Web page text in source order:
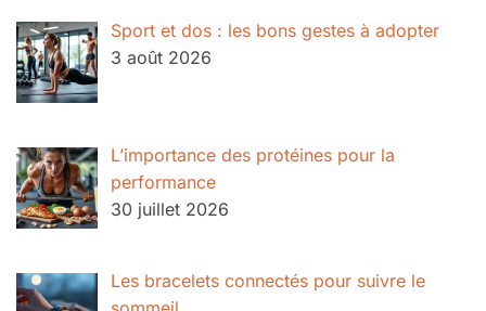
Sport et dos : les bons gestes à adopter
3 août 2026
L’importance des protéines pour la
performance
30 juillet 2026
Les bracelets connectés pour suivre le